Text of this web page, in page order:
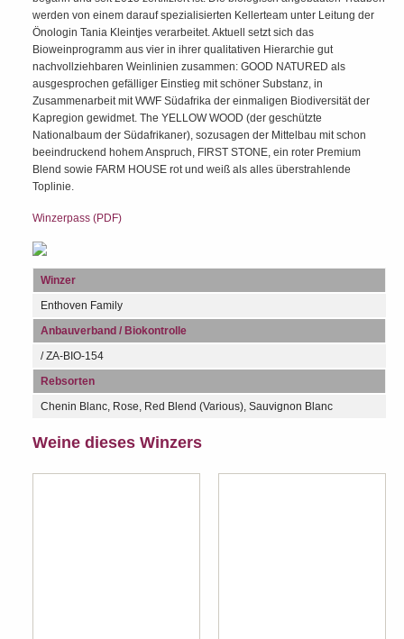
werden von einem darauf spezialisierten Kellerteam unter Leitung der
Önologin Tania Kleintjes verarbeitet. Aktuell setzt sich das
Bioweinprogramm aus vier in ihrer qualitativen Hierarchie gut
nachvollziehbaren Weinlinien zusammen: GOOD NATURED als
ausgesprochen gefälliger Einstieg mit schöner Substanz, in
Zusammenarbeit mit WWF Südafrika der einmaligen Biodiversität der
Kapregion gewidmet. The YELLOW WOOD (der geschützte
Nationalbaum der Südafrikaner), sozusagen der Mittelbau mit schon
beeindruckend hohem Anspruch, FIRST STONE, ein roter Premium
Blend sowie FARM HOUSE rot und weiß als alles überstrahlende
Toplinie.
Winzerpass (PDF)
Winzer
Enthoven Family
Anbauverband / Biokontrolle
/ ZA-BIO-154
Rebsorten
Chenin Blanc, Rose, Red Blend (Various), Sauvignon Blanc
Weine dieses Winzers